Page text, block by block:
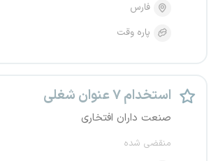
فارس
پاره وقت
استخدام ۷ عنوان شغلی
صنعت داران افتخاری
منقضی شده